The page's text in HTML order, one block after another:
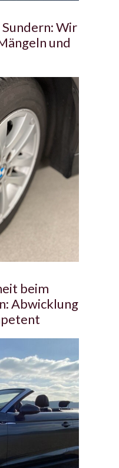
Wir
und
beim
Abwicklung